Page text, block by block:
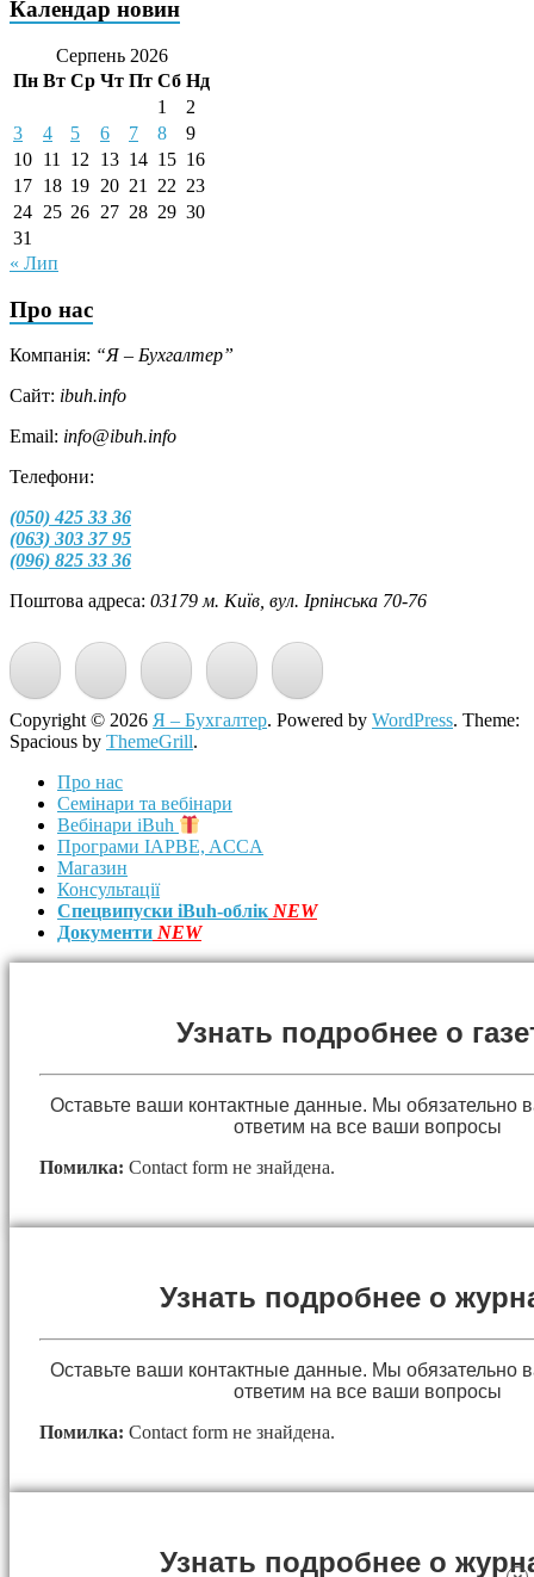
Календар новин
Серпень 2026
Пн Вт Ср Чт Пт Сб Нд
1
2
3
4 5 6 7 8
9
10 11 12 13 14 15 16
17 18 19 20 21 22 23
24 25 26 27 28 29 30
31
« Лип
Про нас
Компанія: “Я – Бухгалтер”
Сайт: ibuh.info
Email: info@ibuh.info
Телефони:
(050) 425 33 36
(063) 303 37 95
(096) 825 33 36
Поштова адреса: 03179 м. Київ, вул. Ірпінська 70-76
Copyright © 2026 Я – Бухгалтер. Powered by WordPress. Theme:
Spacious by ThemeGrill.
Про нас
Семінари та вебінари
Вебінари iBuh
Програми IAPBE, ACCA
Магазин
Консультації
Спецвипуски iBuh-облік NEW
Документи NEW
Узнать подробнее о
Оставьте ваши контактные данные. Мы обязательно
ответим на все ваши вопросы
Помилка: Contact form не знайдена.
Узнать подробнее о
Оставьте ваши контактные данные. Мы обязательно
ответим на все ваши вопросы
Помилка: Contact form не знайдена.
Узнать подробнее о